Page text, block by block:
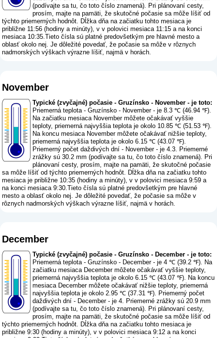
(podívajte sa tu, čo toto číslo znamená). Pri plánovaní cesty,
prosím, majte na pamäti, že skutočné počasie sa môže líšiť od
týchto priemerných hodnôt. Dĺžka dňa na začiatku tohto mesiaca je
približne 11:56 (hodiny a minúty), v v polovici mesiaca 11:15 a na konci
mesiaca 10:35.Tieto čísla sú platné predovšetkým pre hlavné mesto a
oblasť okolo nej. Je dôležité povedať, že počasie sa môže v rôznych
nadmorských výškach výrazne líšiť, najmä v horách.
November
Typické (zvyčajné) počasie - Gruzínsko - November - je toto:
Priemerná teplota - Gruzínsko - November - je 8.3 ℃ (46.94 ℉).
Na začiatku mesiaca November môžete očakávať vyššie
teploty, priemerná najvyššia teplota je okolo 10.85 ℃ (51.53 ℉).
Na koncu mesiaca November môžete očakávať nižšie teploty,
priemerná najvyššia teplota je okolo 6.15 ℃ (43.07 ℉).
Priemerný počet daždivých dní - November - je 4.3. Priemerné
zrážky sú 30.2 mm (podívajte sa tu, čo toto číslo znamená). Pri
plánovaní cesty, prosím, majte na pamäti, že skutočné počasie
sa môže líšiť od týchto priemerných hodnôt. Dĺžka dňa na začiatku tohto
mesiaca je približne 10:35 (hodiny a minúty), v v polovici mesiaca 9:59 a
na konci mesiaca 9:30.Tieto čísla sú platné predovšetkým pre hlavné
mesto a oblasť okolo nej. Je dôležité povedať, že počasie sa môže v
rôznych nadmorských výškach výrazne líšiť, najmä v horách.
December
Typické (zvyčajné) počasie - Gruzínsko - December - je toto:
Priemerná teplota - Gruzínsko - December - je 4 ℃ (39.2 ℉). Na
začiatku mesiaca December môžete očakávať vyššie teploty,
priemerná najvyššia teplota je okolo 6.15 ℃ (43.07 ℉). Na koncu
mesiaca December môžete očakávať nižšie teploty, priemerná
najvyššia teplota je okolo 2.95 ℃ (37.31 ℉). Priemerný počet
daždivých dní - December - je 4. Priemerné zrážky sú 20.9 mm
(podívajte sa tu, čo toto číslo znamená). Pri plánovaní cesty,
prosím, majte na pamäti, že skutočné počasie sa môže líšiť od
týchto priemerných hodnôt. Dĺžka dňa na začiatku tohto mesiaca je
približne 9:30 (hodiny a minúty), v v polovici mesiaca 9:12 a na konci